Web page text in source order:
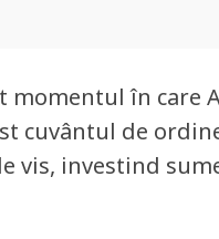
în care
cuvântul de
vis, investind